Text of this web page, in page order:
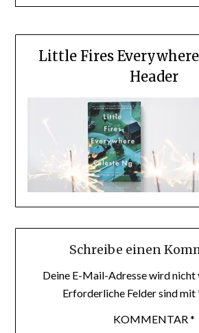
Little Fires Everywhere
Header
Schreibe einen
Deine E-Mail-Adresse wird
Erforderliche Felder sind mit
KOMMENTAR*